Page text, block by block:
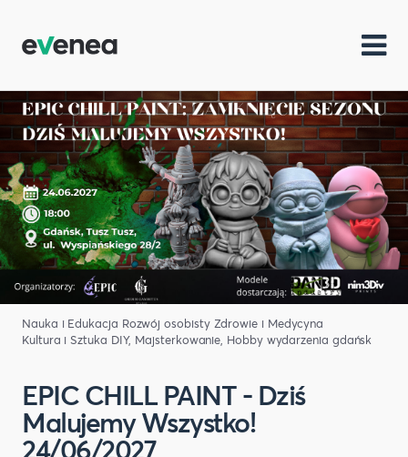
Nauka i Edukacja Rozwój osobisty Zdrowie i Medycyna
Kultura i Sztuka DIY, Majsterkowanie, Hobby wydarzenia gdańsk
EPIC CHILL PAINT - Dziś
Malujemy Wszystko!
24/06/2027